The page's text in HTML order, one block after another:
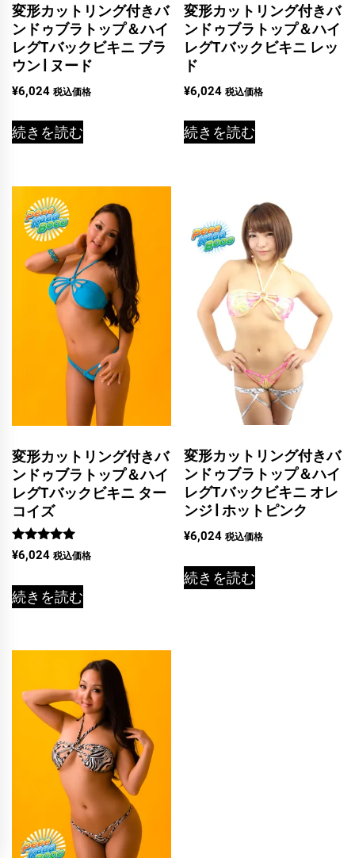
変形カットリング付きバ
ンドゥブラトップ＆ハイ
レグTバックビキニ ブラ
ウン | ヌード
¥6,024 税込価格
続きを読む
変形カットリング付きバ
ンドゥブラトップ＆ハイ
レグTバックビキニ レッ
ド
¥6,024 税込価格
続きを読む
変形カットリング付きバ
ンドゥブラトップ＆ハイ
レグTバックビキニ ター
コイズ
5段階中
5.00
¥6,024 税込価格
続きを読む
変形カットリング付きバ
ンドゥブラトップ＆ハイ
レグTバックビキニ オレ
ンジ | ホットピンク
¥6,024 税込価格
続きを読む